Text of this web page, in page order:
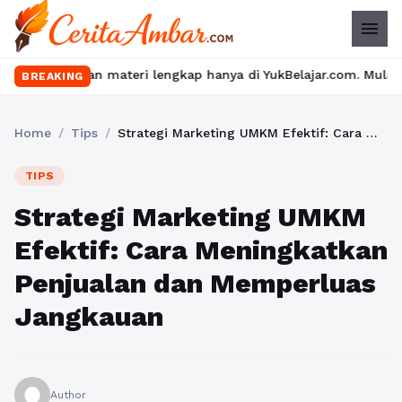
menu
BREAKING
lengkap hanya di YukBelajar.com. Mulai langkah
Home / Tips / Strategi Marketing UMKM Efektif: Cara Meningkatkan Penjualan dan Memperluas Jangkauan
TIPS
Strategi Marketing UMKM
Efektif: Cara Meningkatkan
Penjualan dan Memperluas
Jangkauan
Author